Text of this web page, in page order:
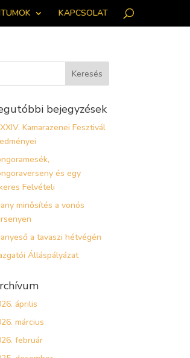
KAPCSOLAT
bejegyzések
Kamarazenei Fesztivál
és egy
Felvételi
minősítés a vonós
a tavaszi hétvégén
Álláspályázat
április
március
február